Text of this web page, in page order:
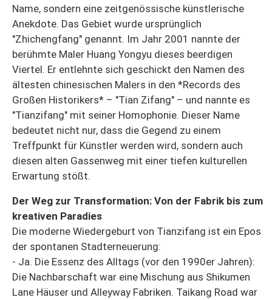
Name, sondern eine zeitgenössische künstlerische
Anekdote. Das Gebiet wurde ursprünglich
"Zhichengfang" genannt. Im Jahr 2001 nannte der
berühmte Maler Huang Yongyu dieses beerdigen
Viertel. Er entlehnte sich geschickt den Namen des
ältesten chinesischen Malers in den *Records des
Großen Historikers* – "Tian Zifang" – und nannte es
"Tianzifang" mit seiner Homophonie. Dieser Name
bedeutet nicht nur, dass die Gegend zu einem
Treffpunkt für Künstler werden wird, sondern auch
diesen alten Gassenweg mit einer tiefen kulturellen
Erwartung stößt.
Der Weg zur Transformation: Von der Fabrik bis zum
kreativen Paradies
Die moderne Wiedergeburt von Tianzifang ist ein Epos
der spontanen Stadterneuerung:
- Ja. Die Essenz des Alltags (vor den 1990er Jahren):
Die Nachbarschaft war eine Mischung aus Shikumen
Lane Häuser und Alleyway Fabriken. Taikang Road war